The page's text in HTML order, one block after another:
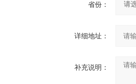
省份：
详细地址：
补充说明：